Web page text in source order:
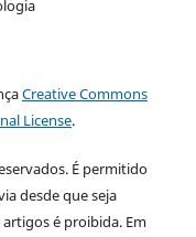
Creative Commons
License.
É permitido
desde que seja
é proibida. Em